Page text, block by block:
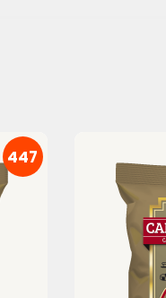
447